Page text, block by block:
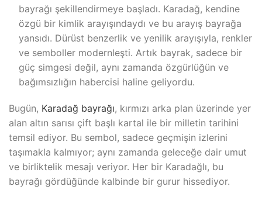
bayrağı şekillendirmeye başladı. Karadağ, kendine
özgü bir kimlik arayışındaydı ve bu arayış bayrağa
yansıdı. Dürüst benzerlik ve yenilik arayışıyla, renkler
ve semboller modernleşti. Artık bayrak, sadece bir
güç simgesi değil, aynı zamanda özgürlüğün ve
bağımsızlığın habercisi haline geliyordu.
Bugün, Karadağ bayrağı, kırmızı arka plan üzerinde yer
alan altın sarısı çift başlı kartal ile bir milletin tarihini
temsil ediyor. Bu sembol, sadece geçmişin izlerini
taşımakla kalmıyor; aynı zamanda geleceğe dair umut
ve birliktelik mesajı veriyor. Her bir Karadağlı, bu
bayrağı gördüğünde kalbinde bir gurur hissediyor.